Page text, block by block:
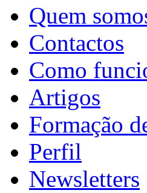
Quem
Contactos
Como
Artigos
Formação
Perfil
Newsletters